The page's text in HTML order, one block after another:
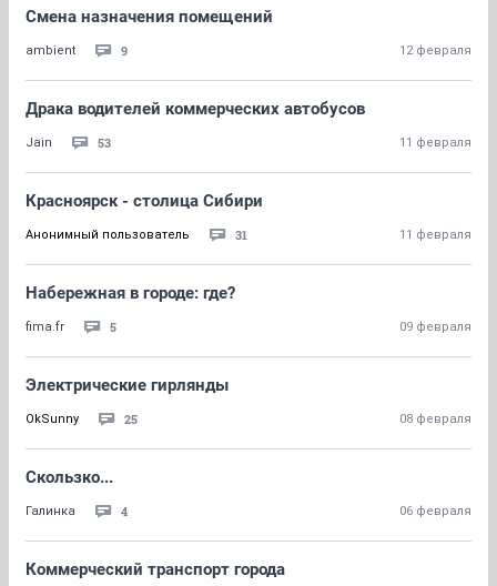
Смена назначения помещений
ambient 9 12 февраля
Драка водителей коммерческих автобусов
Jain 53 11 февраля
Красноярск - столица Сибири
Анонимный пользователь 31 11 февраля
Набережная в городе: где?
fima.fr 5 09 февраля
Электрические гирлянды
OkSunny 25 08 февраля
Скользко...
Галинка 4 06 февраля
Коммерческий транспорт города